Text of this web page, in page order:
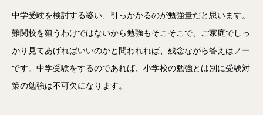
中学受験を検討する婆い、引っかかるのが勉強量だと思います。
難関校を狙うわけではないから勉強もそこそこで、ご家庭でしっ
かり見てあげればいいのかと問われれば、残念ながら答えはノー
です。中学受験をするのであれば、小学校の勉強とは別に受験対
策の勉強は不可欠になります。